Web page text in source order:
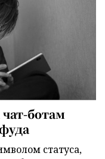
ботам
статуса,